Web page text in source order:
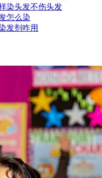
染头发不伤头发
怎么染
发剂咋用